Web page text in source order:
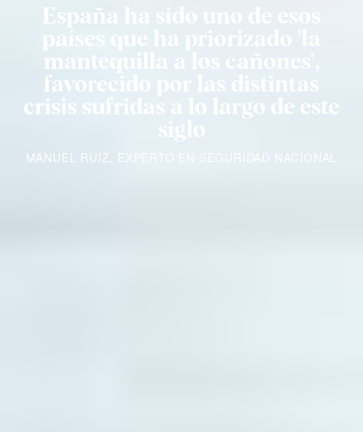
España ha sido uno de esos
países que ha priorizado 'la
mantequilla a los cañones',
favorecido por las distintas
crisis sufridas a lo largo de este
siglo
MANUEL RUIZ, EXPERTO EN SEGURIDAD NACIONAL